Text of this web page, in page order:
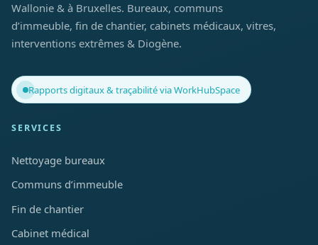
Wallonie & à Bruxelles. Bureaux, communs
d’immeuble, fin de chantier, cabinets médicaux, vitres,
interventions extrêmes & Diogène.
Rapports digitaux & traçabilité via WorkHubSpace
SERVICES
Nettoyage bureaux
Communs d’immeuble
Fin de chantier
Cabinet médical